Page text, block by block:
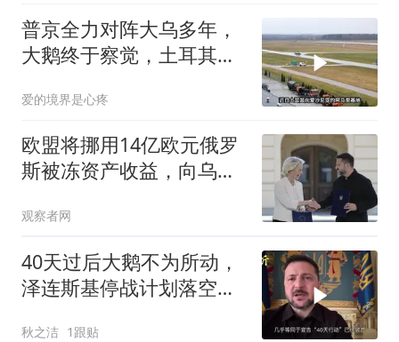
普京全力对阵大乌多年，
大鹅终于察觉，土耳其才
爱的境界是心疼
欧盟将挪用14亿欧元俄罗
斯被冻资产收益，向乌克
观察者网
40天过后大鹅不为所动，
泽连斯基停战计划落空，
秋之洁 1跟贴